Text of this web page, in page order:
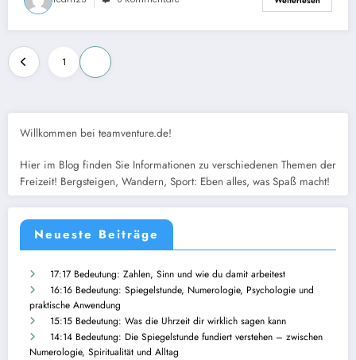
Seitennummerierung
der
Beiträge
1
Willkommen bei teamventure.de!
Hier im Blog finden Sie Informationen zu verschiedenen Themen der
Freizeit! Bergsteigen, Wandern, Sport: Eben alles, was Spaß macht!
Neueste Beiträge
17:17 Bedeutung: Zahlen, Sinn und wie du damit arbeitest
16:16 Bedeutung: Spiegelstunde, Numerologie, Psychologie und
praktische Anwendung
15:15 Bedeutung: Was die Uhrzeit dir wirklich sagen kann
14:14 Bedeutung: Die Spiegelstunde fundiert verstehen – zwischen
Numerologie, Spiritualität und Alltag